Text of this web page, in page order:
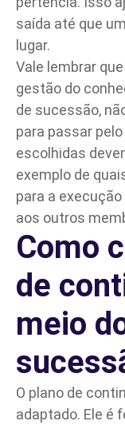
saída até que
lugar.
Vale lembrar
gestão do
de sucessão,
para passar
escolhidas
exemplo de
para a
aos outros
Como
de
meio
O plano de
adaptado. Ele é